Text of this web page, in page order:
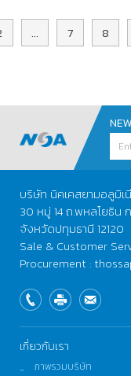
... 7 8
บริษัท นิคเคสยามอลูมิเ
30 หมู่ 14 ถ.พหลโยธิน
จังหวัดปทุมธานี 12120
Sale & Customer
Procurement :
เกี่ยวกับเรา
ภาพรวมบริษัท